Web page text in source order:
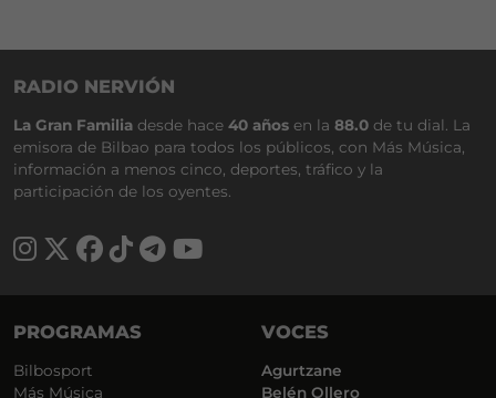
RADIO NERVIÓN
La Gran Familia desde hace 40 años en la 88.0 de tu dial. La
emisora de Bilbao para todos los públicos, con Más Música,
información a menos cinco, deportes, tráfico y la
participación de los oyentes.
PROGRAMAS
Bilbosport
Más Música
VOCES
Agurtzane
Belén Ollero